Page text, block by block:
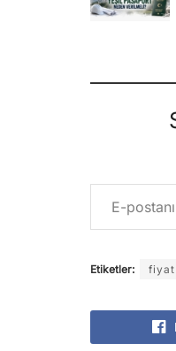
E-postanızı yazın…
Etiketler: fiyat